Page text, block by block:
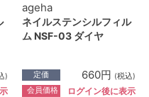
)
ageha
ネイルステンシルフィル
ム NSF-03 ダイヤ
定価 660円 (税込)
会員価格 ログイン後に表示